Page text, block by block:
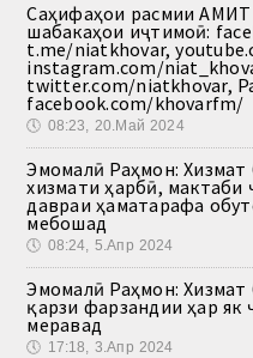
Саҳифаҳои расмии АМИТ
шабакаҳои иҷтимоӣ:
t.me/niatkhovar,
instagram.com/
twitter.com/niatkhovar,
facebook.com/khovarfm/
🕔 08:23, 20.Май 2024
Эмомалӣ Раҳмон: Хизмат
хизмати ҳарбӣ, мактаби
давраи ҳаматарафа
мебошад
🕔 08:24, 5.Апр 2024
Эмомалӣ Раҳмон:
қарзи фарзандии ҳар як
меравад
🕔 17:18, 3.Апр 2024